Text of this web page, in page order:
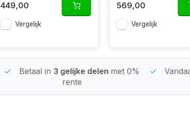
449,00
Vergelijk
569,00
Vergelijk
Betaal in 3 gelijke delen met 0%
rente